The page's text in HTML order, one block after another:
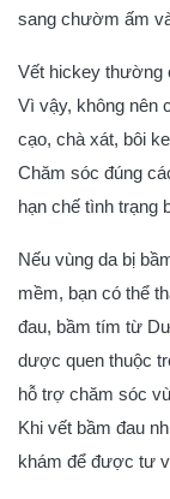
sang chườm ấm
Vết hickey thường
Vì vậy, không nên
cạo, chà xát, bôi
Chăm sóc đúng
hạn chế tình trạng
Nếu vùng da bị
mềm, bạn có thể
đau, bầm tím từ
dược quen thuộc
hỗ trợ chăm sóc
Khi vết bầm đau
khám để được tư